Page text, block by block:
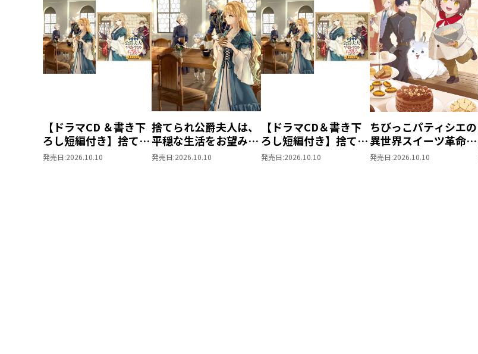
【ドラマCD ＆書き下
ろし短編付き】捨てら
れ公爵夫人は、平穏な
発売日:2026.10.10
捨てられ公爵夫人は、
平穏な生活をお望みの
ようです5
発売日:2026.10.10
【ドラマCD＆書き下
ろし短編付き】捨てら
れ公爵夫人は、平穏な
発売日:2026.10.10
ちびっこパティシエの
異世界スイーツ革命～
パパともふもふと愉快
発売日:2026.10.10